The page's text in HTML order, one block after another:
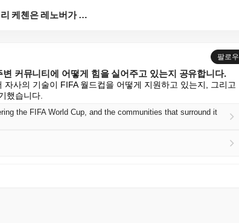
레노버의 에밀리 케첸은 레노버가 FIFA 월드컵과 그 ...
팔로우
커뮤니티에 어떻게 힘을 실어주고 있는지 공유합니다.
사의 기술이 FIFA 월드컵을 어떻게 지원하고 있는지, 그리고
했습니다.
the FIFA World Cup, and the communities that surround it